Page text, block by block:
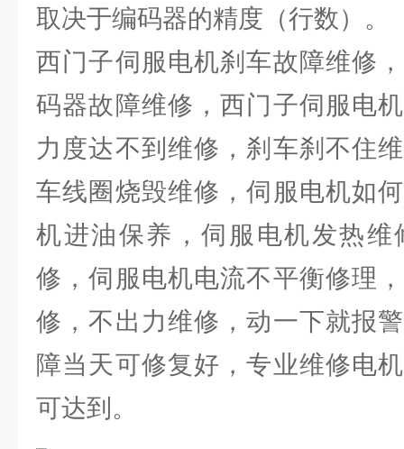
取决于编码器的精度（行数）。
西门子伺服电机刹车故障维修
码器故障维修，西门子伺服电
力度达不到维修，刹车刹不住
车线圈烧毁维修，伺服电机如
机进油保养，伺服电机发热维
修，伺服电机电流不平衡修理
修，不出力维修，动一下就报
障当天可修复好，专业维修电
可达到。